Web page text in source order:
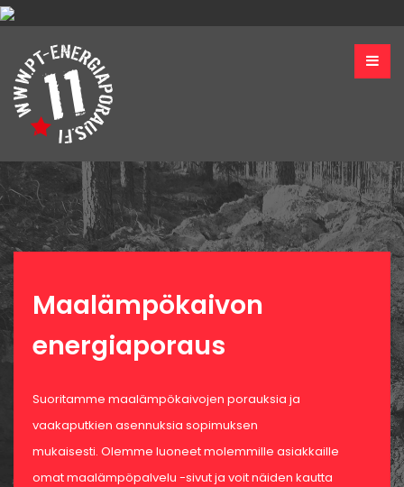
Maalämpökaivon
energiaporaus
Suoritamme maalämpökaivojen porauksia ja
vaakaputkien asennuksia sopimuksen
mukaisesti. Olemme luoneet molemmille asiakkaille
omat maalämpöpalvelu -sivut ja voit näiden kautta